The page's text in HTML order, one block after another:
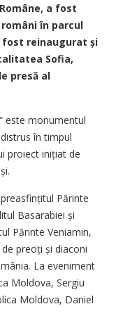
a fost
în parcul
fost reinaugurat și
Sofia,
presă al
este monumentul
în timpul
proiect inițiat de
Părinte
Basarabiei și
Părinte Veniamin,
preoți și diaconi
La eveniment
Moldova, Sergiu
Moldova, Daniel